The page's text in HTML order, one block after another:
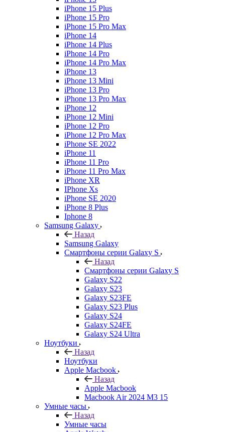
iPhone 15 Plus
iPhone 15 Pro
iPhone 15 Pro Max
iPhone 14
iPhone 14 Plus
iPhone 14 Pro
iPhone 14 Pro Max
iPhone 13
iPhone 13 Mini
iPhone 13 Pro
iPhone 13 Pro Max
iPhone 12
iPhone 12 Mini
iPhone 12 Pro
iPhone 12 Pro Max
iPhone SE 2022
iPhone 11
iPhone 11 Pro
iPhone 11 Pro Max
iPhone XR
IPhone Xs
iPhone SE 2020
iPhone 8 Plus
Iphone 8
Samsung Galaxy
Назад
Samsung Galaxy
Смартфоны серии Galaxy S
Назад
Смартфоны серии Galaxy S
Galaxy S22
Galaxy S23
Galaxy S23FE
Galaxy S23 Plus
Galaxy S24
Galaxy S24FE
Galaxy S24 Ultra
Ноутбуки
Назад
Ноутбуки
Apple Macbook
Назад
Apple Macbook
Macbook Air 2024 M3 15
Умные часы
Назад
Умные часы